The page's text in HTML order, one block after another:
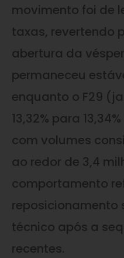
movimento foi de
taxas, revertendo
abertura da
permaneceu
enquanto o F29
13,32% para
com volumes
ao redor de 3,4
comportamento
reposicionamento
técnico após a
recentes.